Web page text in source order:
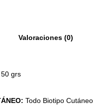
Valoraciones (0)
grs
Todo Biotipo Cutáneo